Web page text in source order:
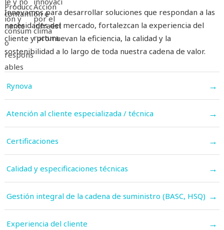
Innovamos para desarrollar soluciones que respondan a las
necesidades del mercado, fortalezcan la experiencia del
cliente y promuevan la eficiencia, la calidad y la
sostenibilidad a lo largo de toda nuestra cadena de valor.
Rynova →
Atención al cliente especializada / técnica →
Certificaciones →
Calidad y especificaciones técnicas →
Gestión integral de la cadena de suministro (BASC, HSQ) →
Experiencia del cliente →